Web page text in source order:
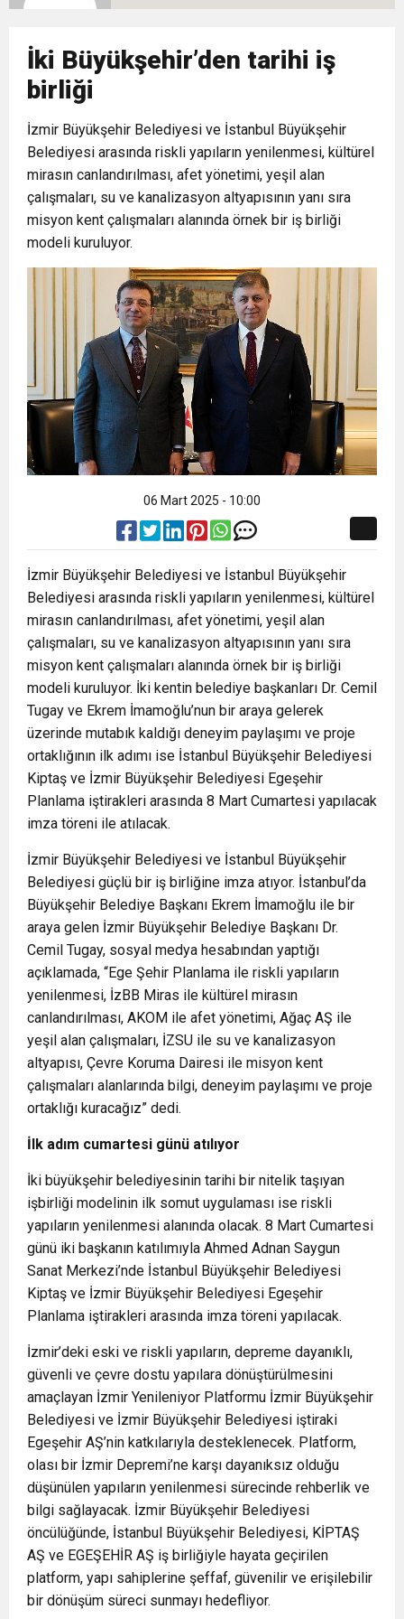
Gösterisi Yaptı
9:33 CHP’li 3 Genç Tutuklandı: Siyasi Saldırının
Hedefinde Mehmet Türkmen mi Var?
8:35 Anneler Günü’nde TAMEV ile İyilik ve Dayanışma
14:11 Buca’da Ruhsatı Tartışmalı İnşaat Meclis
Gündeminde: “Cumhurbaşkanı Kararnamesi
Bile Çiğnendi”
18:28 Eğitim Camiasının Yakından Tanıdığı İsim:
Abdulrezak Kaldan Torbalı Yolunda
İki Büyükşehir’den tarihi iş
birliği
İzmir Büyükşehir Belediyesi ve İstanbul Büyükşehir
Belediyesi arasında riskli yapıların yenilenmesi, kültürel
mirasın canlandırılması, afet yönetimi, yeşil alan
çalışmaları, su ve kanalizasyon altyapısının yanı sıra
misyon kent çalışmaları alanında örnek bir iş birliği
modeli kuruluyor.
06 Mart 2025 - 10:00
İzmir Büyükşehir Belediyesi ve İstanbul Büyükşehir
Belediyesi arasında riskli yapıların yenilenmesi, kültürel
mirasın canlandırılması, afet yönetimi, yeşil alan
çalışmaları, su ve kanalizasyon altyapısının yanı sıra
misyon kent çalışmaları alanında örnek bir iş birliği
modeli kuruluyor. İki kentin belediye başkanları Dr. Cemil
Tugay ve Ekrem İmamoğlu’nun bir araya gelerek
üzerinde mutabık kaldığı deneyim paylaşımı ve proje
ortaklığının ilk adımı ise İstanbul Büyükşehir Belediyesi
Kiptaş ve İzmir Büyükşehir Belediyesi Egeşehir
Planlama iştirakleri arasında 8 Mart Cumartesi yapılacak
imza töreni ile atılacak.
İzmir Büyükşehir Belediyesi ve İstanbul Büyükşehir
Belediyesi güçlü bir iş birliğine imza atıyor. İstanbul’da
Büyükşehir Belediye Başkanı Ekrem İmamoğlu ile bir
araya gelen İzmir Büyükşehir Belediye Başkanı Dr.
Cemil Tugay, sosyal medya hesabından yaptığı
açıklamada, “Ege Şehir Planlama ile riskli yapıların
yenilenmesi, İzBB Miras ile kültürel mirasın
canlandırılması, AKOM ile afet yönetimi, Ağaç AŞ ile
yeşil alan çalışmaları, İZSU ile su ve kanalizasyon
altyapısı, Çevre Koruma Dairesi ile misyon kent
çalışmaları alanlarında bilgi, deneyim paylaşımı ve proje
ortaklığı kuracağız” dedi.
İlk adım cumartesi günü atılıyor
İki büyükşehir belediyesinin tarihi bir nitelik taşıyan
işbirliği modelinin ilk somut uygulaması ise riskli
yapıların yenilenmesi alanında olacak. 8 Mart Cumartesi
günü iki başkanın katılımıyla Ahmed Adnan Saygun
Sanat Merkezi’nde İstanbul Büyükşehir Belediyesi
Kiptaş ve İzmir Büyükşehir Belediyesi Egeşehir
Planlama iştirakleri arasında imza töreni yapılacak.
İzmir’deki eski ve riskli yapıların, depreme dayanıklı,
güvenli ve çevre dostu yapılara dönüştürülmesini
amaçlayan İzmir Yenileniyor Platformu İzmir Büyükşehir
Belediyesi ve İzmir Büyükşehir Belediyesi iştiraki
Egeşehir AŞ’nin katkılarıyla desteklenecek. Platform,
olası bir İzmir Depremi’ne karşı dayanıksız olduğu
düşünülen yapıların yenilenmesi sürecinde rehberlik ve
bilgi sağlayacak. İzmir Büyükşehir Belediyesi
öncülüğünde, İstanbul Büyükşehir Belediyesi, KİPTAŞ
AŞ ve EGEŞEHİR AŞ iş birliğiyle hayata geçirilen
platform, yapı sahiplerine şeffaf, güvenilir ve erişilebilir
bir dönüşüm süreci sunmayı hedefliyor.